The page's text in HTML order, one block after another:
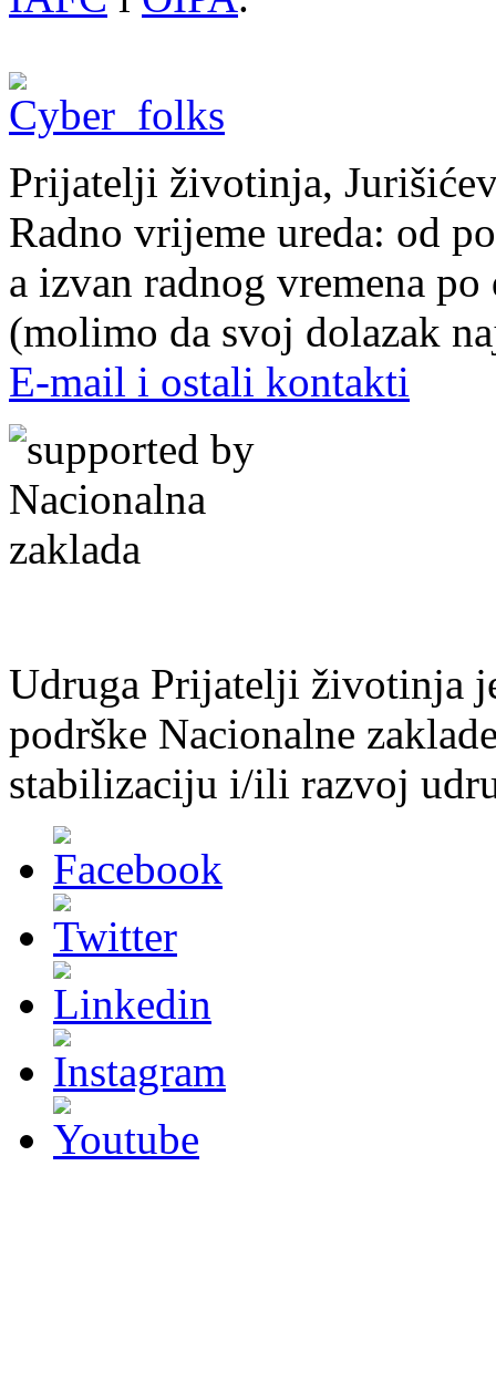
Prijatelji životinja,
Radno vrijeme ureda: od
a izvan radnog vremena
(molimo da svoj dolazak
E-mail i ostali kontakti
Udruga Prijatelji životinja
podrške Nacionalne
stabilizaciju i/ili razvoj